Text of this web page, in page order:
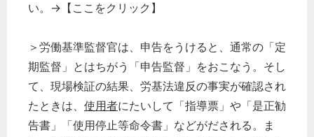
い。→【ここをクリック】
＞労働基準監督官は、申告をうけると、通常の「定
期監督」とはちがう「申告監督」をおこなう。そし
て、現場検証の結果、労基法違反の事実が確認され
たときは、 使用者にたいして「指導票」や「是正勧
告書」「使用停止等命令書」などがだされる。ま